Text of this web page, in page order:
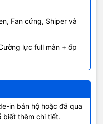
Fan cứng, Shiper và
lực full màn + ốp
in bán hộ hoặc đã qua
biết thêm chi tiết.